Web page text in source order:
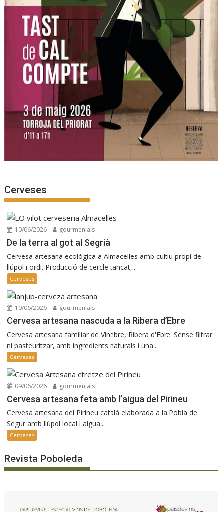
Cerveses
10/06/2026 gourmenials
De la terra al got al Segrià
Cervesa artesana ecològica a Almacelles amb cultiu propi de
llúpol i ordi. Producció de cercle tancat,...
Cerveses
10/06/2026 gourmenials
Cervesa artesana nascuda a la Ribera d’Ebre
Cervesa artesana familiar de Vinebre, Ribera d'Ebre. Sense filtrar
ni pasteuritzar, amb ingredients naturals i una...
Cerveses
09/06/2026 gourmenials
Cervesa artesana feta amb l’aigua del Pirineu
Cervesa artesana del Pirineu català elaborada a la Pobla de
Segur amb llúpol local i aigua...
Cerveses
Revista Poboleda